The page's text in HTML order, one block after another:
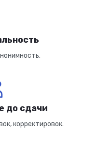
до сдачи
корректировок.